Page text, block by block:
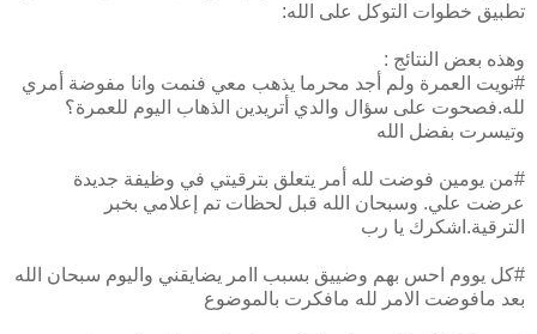
تطبيق خطوات التوكل على الله:
وهذه بعض النتائج :
#نويت العمرة ولم أجد محرما يذهب معي فنمت وانا مفوضة أمري
لله.فصحوت على سؤال والدي أتريدين الذهاب اليوم للعمرة؟
وتيسرت بفضل الله
#من يومين فوضت لله أمر يتعلق بترقيتي في وظيفة جديدة
عرضت علي. وسبحان الله قبل لحظات تم إعلامي بخبر
الترقية.اشكرك يا رب
#كل يووم احس بهم وضييق بسبب اامر يضايقني واليوم سبحان الله
بعد مافوضت الامر لله مافكرت بالموضوع